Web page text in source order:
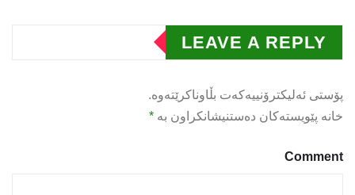
LEAVE A REPLY
پۆستی ئەلیکترۆنییەکەت بڵاوناکرێتەوە.
خانە پێویستەکان دەستنیشانکراون بە *
Comment